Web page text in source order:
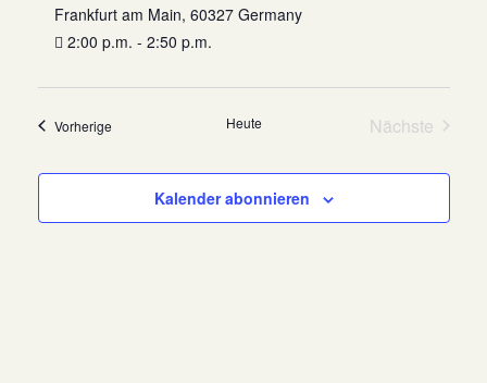
Frankfurt am Main, 60327 Germany
2:00 p.m. - 2:50 p.m.
VorherigeVeranstaltungen Heute
Nächste
Kalender abonnieren